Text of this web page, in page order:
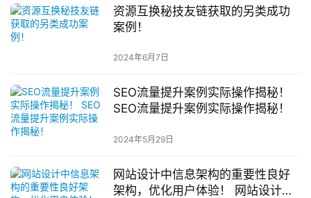
资源互换秘技友链获取的另类成功
案例！
2024年6月7日
SEO流量提升案例实际操作揭秘！
SEO流量提升案例实际操作揭秘！
2024年5月29日
网站设计中信息架构的重要性良好
架构，优化用户体验！ 网站设计中